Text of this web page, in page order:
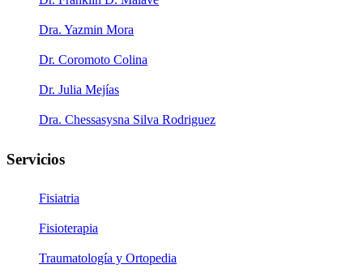
Dra. Yazmin Mora
Dr. Coromoto Colina
Dr. Julia Mejías
Dra. Chessasysna Silva Rodriguez
Servicios
Fisiatria
Fisioterapia
Traumatología y Ortopedia